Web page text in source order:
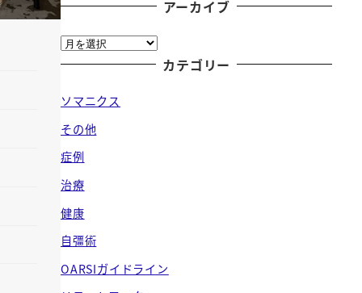
アーカイブ
ア
ー
イ
ブ
カテゴリー
ソマニクス
その他
症例
治療
健康
自彊術
OARSIガイドライン